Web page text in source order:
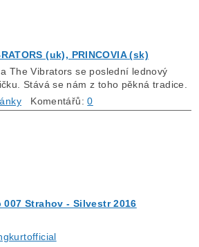
(uk), PRINCOVIA (sk)
The Vibrators se poslední lednový
Stává se nám z toho pěkná tradice.
Komentářů:0
Strahov - Silvestr 2016